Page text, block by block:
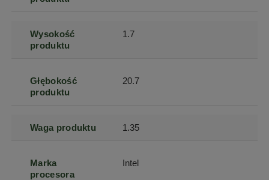
Wysokość
produktu
1.7
Głębokość
produktu
20.7
Waga produktu 1.35
Marka
procesora
Intel